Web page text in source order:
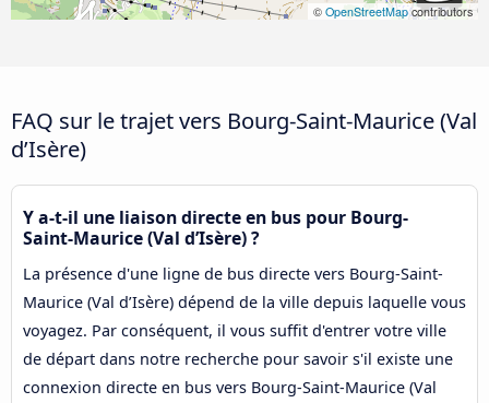
© OpenStreetMapcontributors
FAQ sur le trajet vers Bourg-Saint-Maurice (Val
d’Isère)
Y a-t-il une liaison directe en bus pour Bourg-
Saint-Maurice (Val d’Isère) ?
La présence d'une ligne de bus directe vers Bourg-Saint-
Maurice (Val d’Isère) dépend de la ville depuis laquelle vous
voyagez. Par conséquent, il vous suffit d'entrer votre ville
de départ dans notre recherche pour savoir s'il existe une
connexion directe en bus vers Bourg-Saint-Maurice (Val